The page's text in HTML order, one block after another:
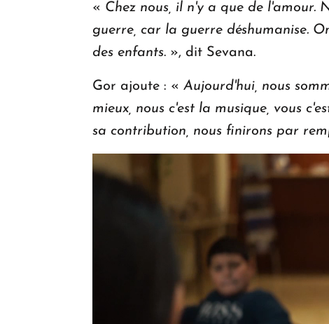
« Chez nous, il n'y a que de l'amour.
guerre, car la guerre déshumanise.
des enfants. », dit Sevana.
Gor ajoute : « Aujourd'hui, nous
mieux, nous c'est la musique, vous
sa contribution, nous finirons par